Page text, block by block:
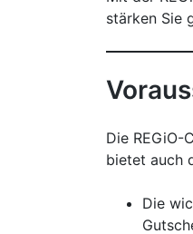
stärken Sie
Die REGiO-
bietet auch
Die